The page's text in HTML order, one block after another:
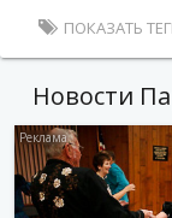
ПОКАЗАТЬ
Новости